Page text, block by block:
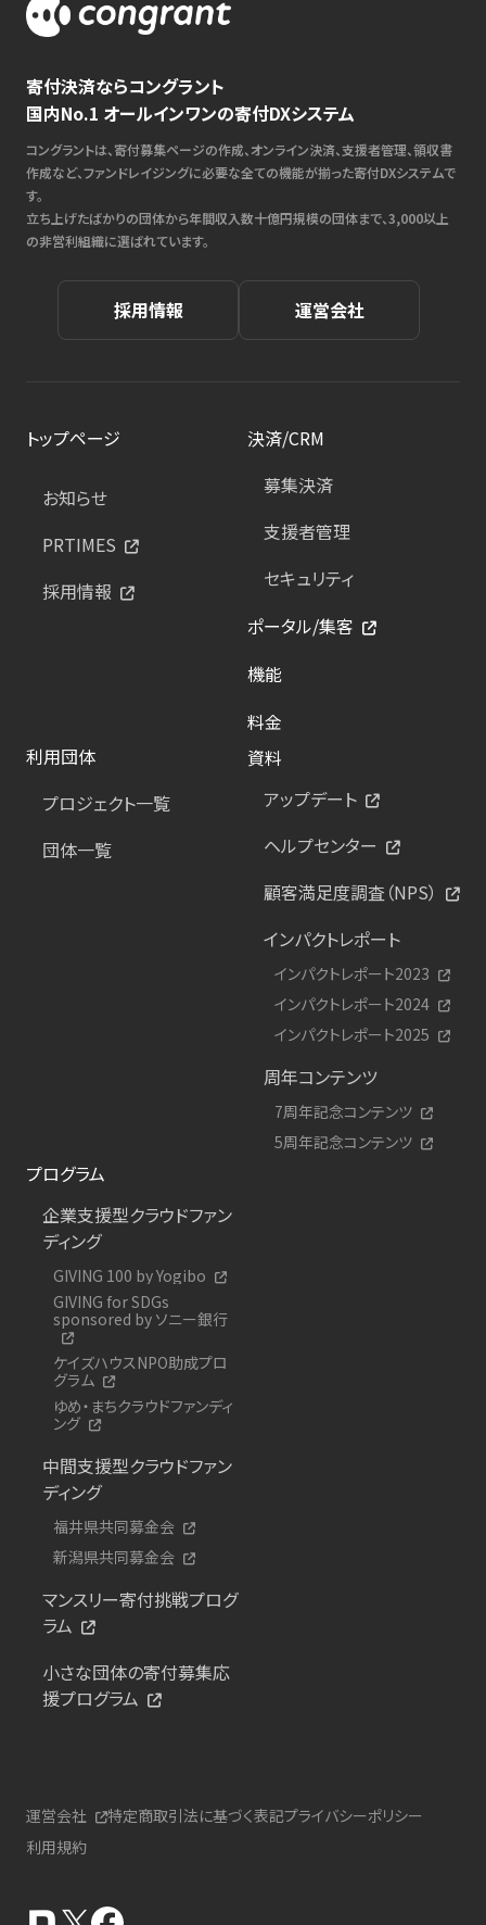
寄付決済ならコングラント
国内No.1 オールインワンの寄付DXシステム
コングラントは、寄付募集ページの作成、オンライン決済、支援者管理、領収書
作成など、ファンドレイジングに必要な全ての機能が揃った寄付DXシステムで
す。
立ち上げたばかりの団体から年間収入数十億円規模の団体まで、3,000以上
の非営利組織に選ばれています。
採用情報 運営会社
トップページ
お知らせ
PRTIMES
採用情報
決済/CRM
募集決済
支援者管理
セキュリティ
ポータル/集客
機能
料金
利用団体
プロジェクト一覧
団体一覧
資料
アップデート
ヘルプセンター
顧客満足度調査（NPS）
インパクトレポート
インパクトレポート2023
インパクトレポート2024
インパクトレポート2025
周年コンテンツ
7周年記念コンテンツ
5周年記念コンテンツ
プログラム
企業支援型クラウドファン
ディング
GIVING 100 by Yogibo
GIVING for SDGs
sponsored by ソニー銀行
ケイズハウスNPO助成プロ
グラム
ゆめ・まちクラウドファンディ
ング
中間支援型クラウドファン
ディング
福井県共同募金会
新潟県共同募金会
マンスリー寄付挑戦プログ
ラム
小さな団体の寄付募集応
援プログラム
運営会社 特定商取引法に基づく表記プライバシーポリシー
利用規約